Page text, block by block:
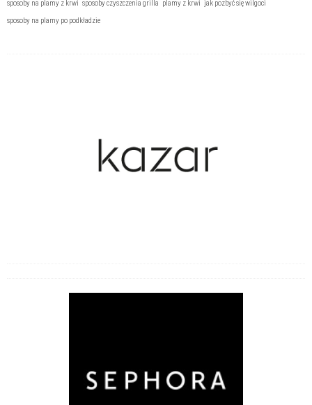
sposoby na plamy z krwi sposoby czyszczenia grilla plamy z krwi jak pozbyć się wilgoci
sposoby na plamy po podkładzie